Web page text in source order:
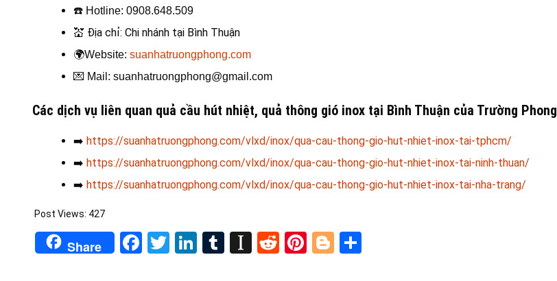
☎️ Hotline: 0908.648.509
💒 Địa chỉ: Chi nhánh tại Bình Thuận
🌍Website: suanhatruongphong.com
💌 Mail: suanhatruongphong@gmail.com
Các dịch vụ liên quan quả cầu hút nhiệt, quả thông gió inox tại Bình Thuận của Trường Phong
➡️ https://suanhatruongphong.com/vlxd/inox/qua-cau-thong-gio-hut-nhiet-inox-tai-tphcm/
➡️ https://suanhatruongphong.com/vlxd/inox/qua-cau-thong-gio-hut-nhiet-inox-tai-ninh-thuan/
➡️ https://suanhatruongphong.com/vlxd/inox/qua-cau-thong-gio-hut-nhiet-inox-tai-nha-trang/
Post Views: 427
Share Facebook
TwitterLinkedIn
Tumblr
Instapaper
RedditPinterest
Blogger